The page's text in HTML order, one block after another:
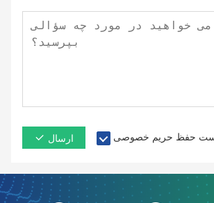
ارسال حفظ حریم خصوصی